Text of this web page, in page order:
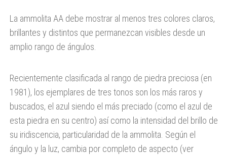
La ammolita AA debe mostrar al menos tres colores claros,
brillantes y distintos que permanezcan visibles desde un
amplio rango de ángulos.
Recientemente clasificada al rango de piedra preciosa (en
1981), los ejemplares de tres tonos son los más raros y
buscados, el azul siendo el más preciado (como el azul de
esta piedra en su centro) así como la intensidad del brillo de
su iridiscencia, particularidad de la ammolita. Según el
ángulo y la luz, cambia por completo de aspecto (ver